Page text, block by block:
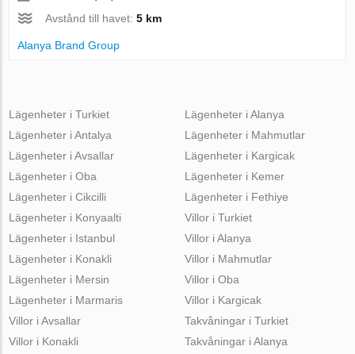
Avstånd till havet:5 km
Alanya Brand Group
Lägenheter i Turkiet
Lägenheter i Antalya
Lägenheter i Avsallar
Lägenheter i Oba
Lägenheter i Cikcilli
Lägenheter i Alanya
Lägenheter i Mahmutlar
Lägenheter i Kargicak
Lägenheter i Kemer
Lägenheter i Fethiye
Lägenheter i Konyaalti
Lägenheter i Istanbul
Lägenheter i Konakli
Lägenheter i Mersin
Lägenheter i Marmaris
Villor i Turkiet
Villor i Alanya
Villor i Mahmutlar
Villor i Oba
Villor i Kargicak
Villor i Avsallar
Villor i Konakli
Takvåningar i Turkiet
Takvåningar i Alanya